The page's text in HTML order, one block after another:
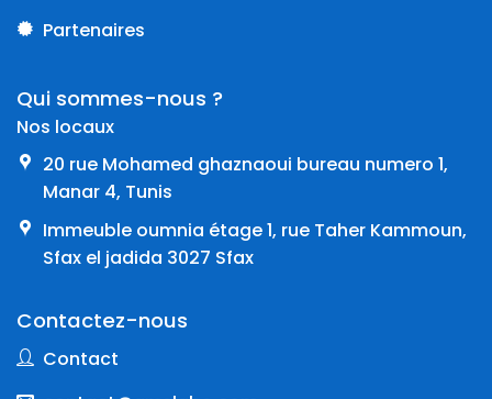
Partenaires
Qui sommes-nous ?
Nos locaux
20 rue Mohamed ghaznaoui bureau numero 1,
Manar 4, Tunis
Immeuble oumnia étage 1, rue Taher Kammoun,
Sfax el jadida 3027 Sfax
Contactez-nous
Contact